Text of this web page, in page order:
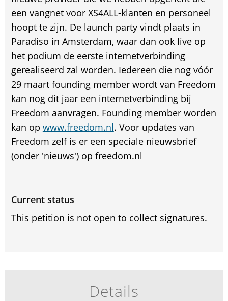
een vangnet voor XS4ALL-klanten en personeel
hoopt te zijn. De launch party vindt plaats in
Paradiso in Amsterdam, waar dan ook live op
het podium de eerste internetverbinding
gerealiseerd zal worden. Iedereen die nog vóór
29 maart founding member wordt van Freedom
kan nog dit jaar een internetverbinding bij
Freedom aanvragen. Founding member worden
kan op www.freedom.nl. Voor updates van
Freedom zelf is er een speciale nieuwsbrief
(onder 'nieuws') op freedom.nl
Current status
This petition is not open to collect signatures.
Details